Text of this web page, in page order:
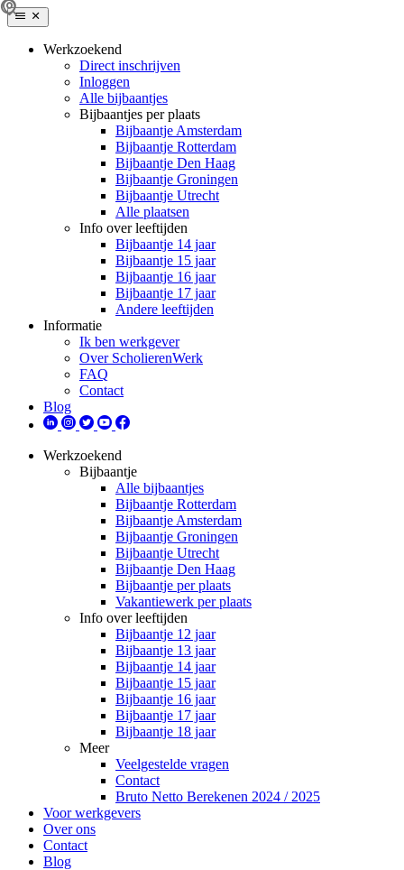
Werkzoekend
Direct inschrijven
Inloggen
Alle bijbaantjes
Bijbaantjes per plaats
Bijbaantje Amsterdam
Bijbaantje Rotterdam
Bijbaantje Den Haag
Bijbaantje Groningen
Bijbaantje Utrecht
Alle plaatsen
Info over leeftijden
Bijbaantje 14 jaar
Bijbaantje 15 jaar
Bijbaantje 16 jaar
Bijbaantje 17 jaar
Andere leeftijden
Informatie
Ik ben werkgever
Over ScholierenWerk
FAQ
Contact
Blog
Werkzoekend
Bijbaantje
Alle bijbaantjes
Bijbaantje Rotterdam
Bijbaantje Amsterdam
Bijbaantje Groningen
Bijbaantje Utrecht
Bijbaantje Den Haag
Bijbaantje per plaats
Vakantiewerk per plaats
Info over leeftijden
Bijbaantje 12 jaar
Bijbaantje 13 jaar
Bijbaantje 14 jaar
Bijbaantje 15 jaar
Bijbaantje 16 jaar
Bijbaantje 17 jaar
Bijbaantje 18 jaar
Meer
Veelgestelde vragen
Contact
Bruto Netto Berekenen 2024 / 2025
Voor werkgevers
Over ons
Contact
Blog